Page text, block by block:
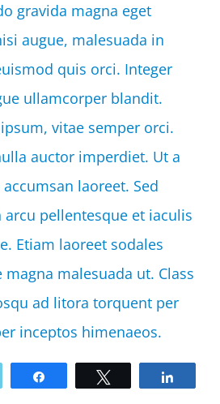
gravida magna eget
augue, malesuada in
quis orci. Integer
ullamcorper blandit.
vitae semper orci.
auctor imperdiet. Ut a
laoreet. Sed
pellentesque et iaculis
Etiam laoreet sodales
malesuada ut. Class
ad litora torquent per
inceptos himenaeos.